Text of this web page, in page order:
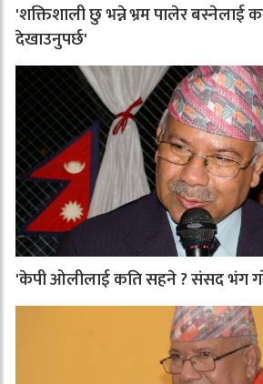
'शक्तिशाली छु भन्ने भ्रम पालेर बस्नेलाई
देखाउनुपर्छ'
'केपी ओलीलाई कति सहने ? संसद भंग